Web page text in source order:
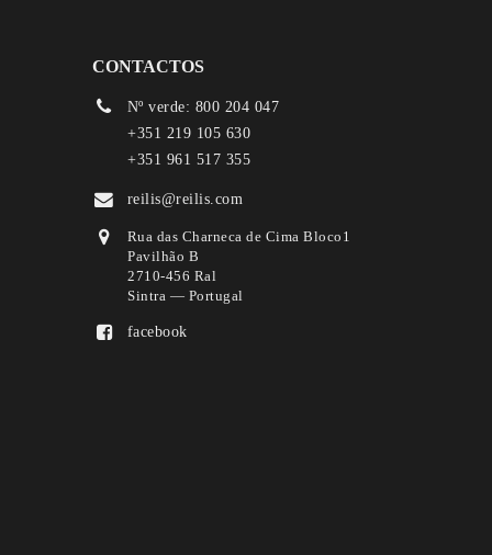
CONTACTOS
Nº verde: 800 204 047
+351 219 105 630
+351 961 517 355
reilis@reilis.com
Rua das Charneca de Cima Bloco1
Pavilhão B
2710-456 Ral
Sintra — Portugal
facebook